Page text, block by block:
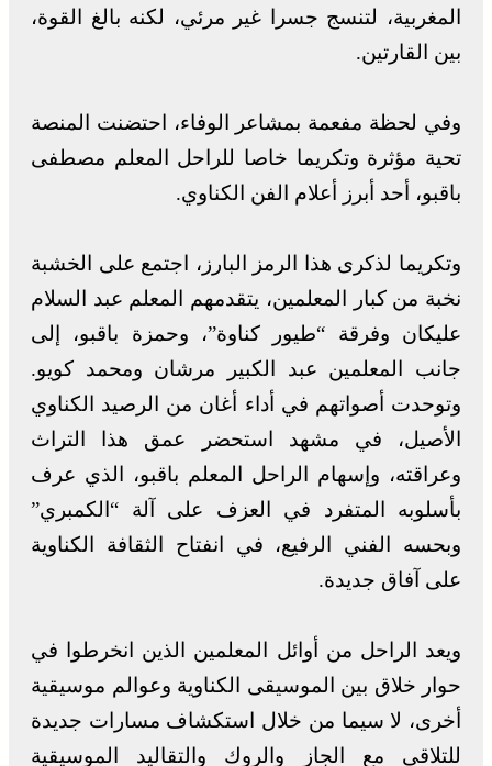
المغربية، لتنسج جسرا غير مرئي، لكنه بالغ القوة،
بين القارتين.
وفي لحظة مفعمة بمشاعر الوفاء، احتضنت المنصة
تحية مؤثرة وتكريما خاصا للراحل المعلم مصطفى
باقبو، أحد أبرز أعلام الفن الكناوي.
وتكريما لذكرى هذا الرمز البارز، اجتمع على الخشبة
نخبة من كبار المعلمين، يتقدمهم المعلم عبد السلام
عليكان وفرقة “طيور كناوة”، وحمزة باقبو، إلى
جانب المعلمين عبد الكبير مرشان ومحمد كويو.
وتوحدت أصواتهم في أداء أغان من الرصيد الكناوي
الأصيل، في مشهد استحضر عمق هذا التراث
وعراقته، وإسهام الراحل المعلم باقبو، الذي عرف
بأسلوبه المتفرد في العزف على آلة “الكمبري”
وبحسه الفني الرفيع، في انفتاح الثقافة الكناوية
على آفاق جديدة.
ويعد الراحل من أوائل المعلمين الذين انخرطوا في
حوار خلاق بين الموسيقى الكناوية وعوالم موسيقية
أخرى، لا سيما من خلال استكشاف مسارات جديدة
للتلاقي مع الجاز والروك والتقاليد الموسيقية